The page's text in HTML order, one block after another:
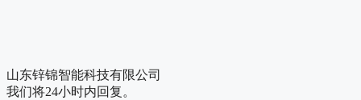
山东锌锦智能科技有限公司
我们将24小时内回复。